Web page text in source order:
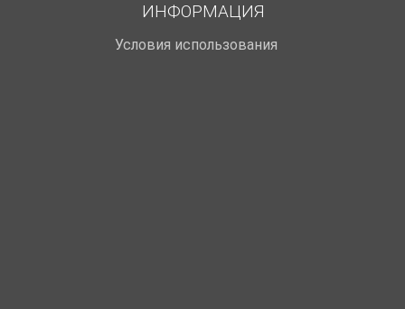
ИНФОРМАЦИЯ
Условия использования